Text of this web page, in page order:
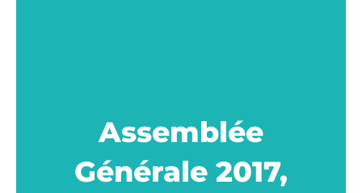
Assemblée
Générale 2017,